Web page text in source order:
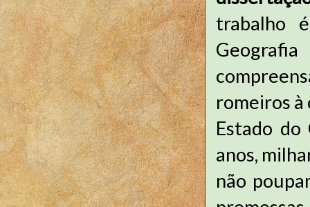
trabalho
romeiros à
Estado
anos,
não